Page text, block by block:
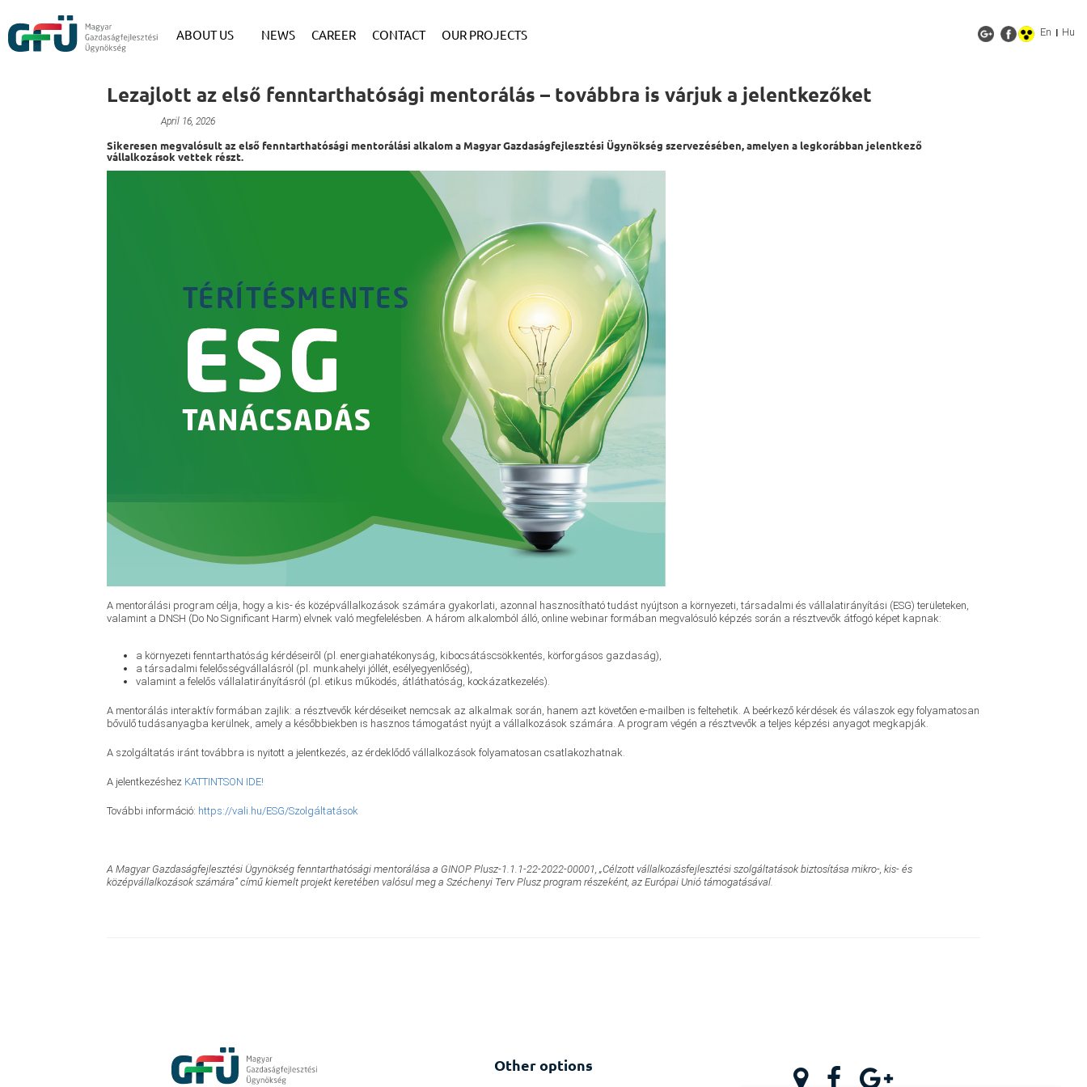
ABOUT US NEWS CAREER CONTACT OUR PROJECTS En | Hu
Lezajlott az első fenntarthatósági mentorálás – továbbra is várjuk a jelentkezőket
April 16, 2026
Sikeresen megvalósult az első fenntarthatósági mentorálási alkalom a Magyar Gazdaságfejlesztési Ügynökség szervezésében, amelyen a legkorábban jelentkező
vállalkozások vettek részt.
A mentorálási program célja, hogy a kis- és középvállalkozások számára gyakorlati, azonnal hasznosítható tudást nyújtson a környezeti, társadalmi és vállalatirányítási (ESG) területeken,
valamint a DNSH (Do No Significant Harm) elvnek való megfelelésben. A három alkalomból álló, online webinar formában megvalósuló képzés során a résztvevők átfogó képet kapnak:
a környezeti fenntarthatóság kérdéseiről (pl. energiahatékonyság, kibocsátáscsökkentés, körforgásos gazdaság),
a társadalmi felelősségvállalásról (pl. munkahelyi jóllét, esélyegyenlőség),
valamint a felelős vállalatirányításról (pl. etikus működés, átláthatóság, kockázatkezelés).
A mentorálás interaktív formában zajlik: a résztvevők kérdéseiket nemcsak az alkalmak során, hanem azt követően e-mailben is feltehetik. A beérkező kérdések és válaszok egy folyamatosan
bővülő tudásanyagba kerülnek, amely a későbbiekben is hasznos támogatást nyújt a vállalkozások számára. A program végén a résztvevők a teljes képzési anyagot megkapják.
A szolgáltatás iránt továbbra is nyitott a jelentkezés, az érdeklődő vállalkozások folyamatosan csatlakozhatnak.
A jelentkezéshez KATTINTSON IDE!
További információ: https://vali.hu/ESG/Szolgáltatások
A Magyar Gazdaságfejlesztési Ügynökség fenntarthatósági mentorálása a GINOP Plusz-1.1.1-22-2022-00001, „Célzott vállalkozásfejlesztési szolgáltatások biztosítása mikro-, kis- és
középvállalkozások számára” című kiemelt projekt keretében valósul meg a Széchenyi Terv Plusz program részeként, az Európai Unió támogatásával.
Other options